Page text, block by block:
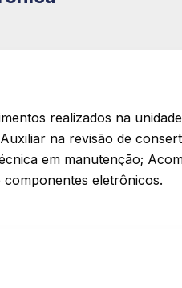
realizados na
na revisão de
em manutenção;
eletrônicos.